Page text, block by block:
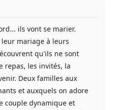
ils vont se marier.
mariage à leurs
qu'ils ne sont
repas, les invités, la
Deux familles aux
et auxquels on adore
couple dynamique et